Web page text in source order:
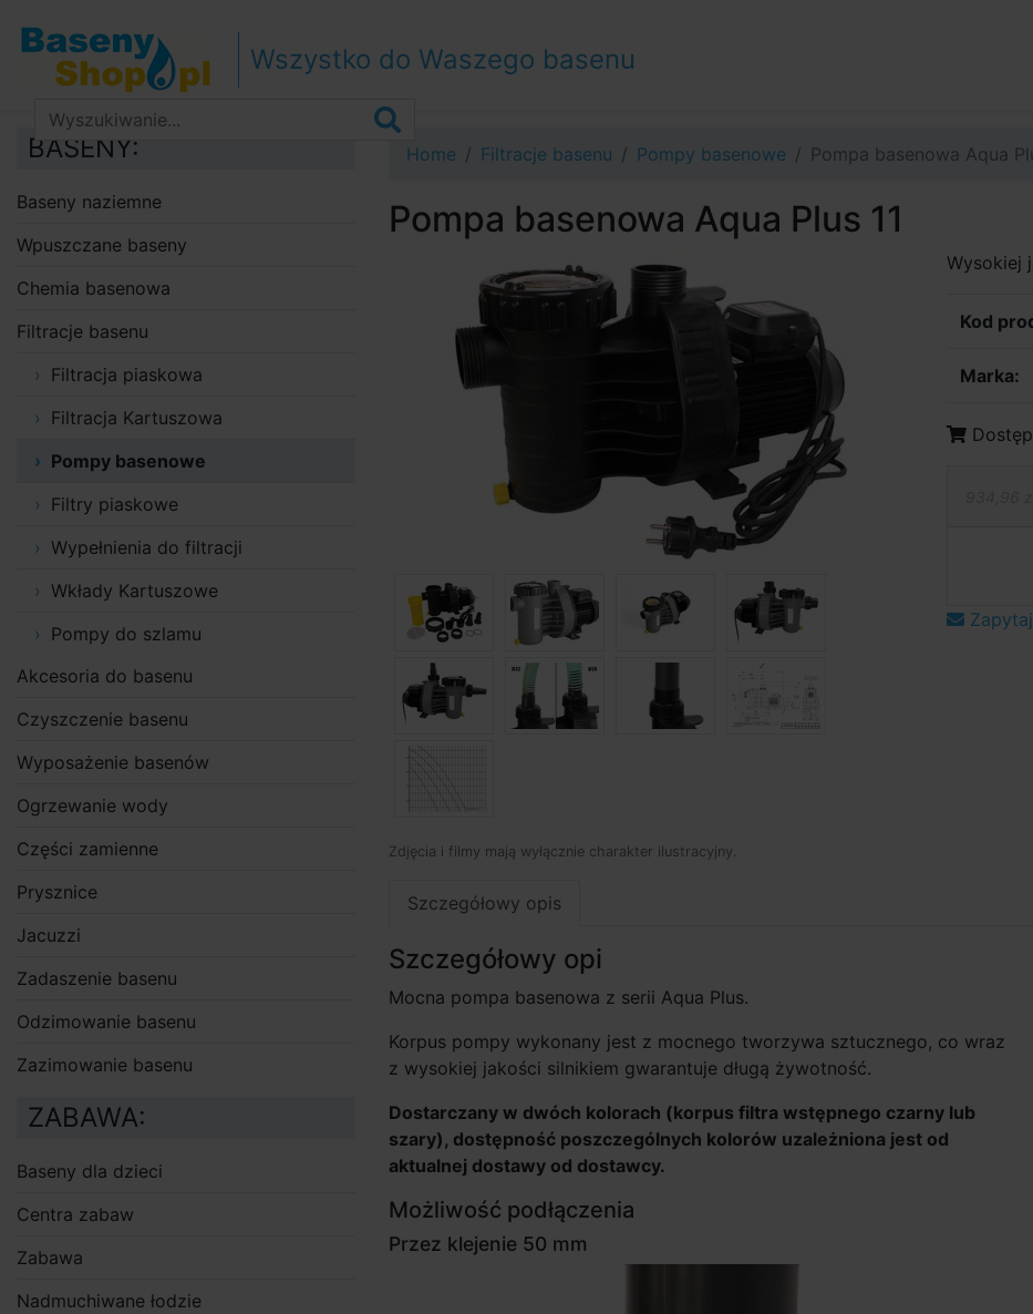
Przejdź do treści
Przejdź do paska bocznegoWszystko do Waszego basenu
Home Filtracje basenu Pompy basenowe Pompa basenowa Aqua
Pompa basenowa Aqua Plus 11
Zdjęcia i filmy mają wyłącznie charakter ilustracyjny.
Wysokiej
Kod
Marka:
Szczegółowy opis
Szczegółowy opi
Mocna pompa basenowa z serii Aqua Plus.
Korpus pompy wykonany jest z mocnego tworzywa sztucznego, co wraz
z wysokiej jakości silnikiem gwarantuje długą żywotność.
Dostarczany w dwóch kolorach (korpus filtra wstępnego czarny lub
szary), dostępność poszczególnych kolorów uzależniona jest od
aktualnej dostawy od dostawcy.
Możliwość podłączenia
Przez klejenie 50 mm
BASENY:
Baseny naziemne
Wpuszczane baseny
Chemia basenowa
Filtracje basenu
Filtracja piaskowa
Filtracja Kartuszowa
Pompy basenowe
Filtry piaskowe
Wypełnienia do filtracji
Wkłady Kartuszowe
Pompy do szlamu
Akcesoria do basenu
Czyszczenie basenu
Wyposażenie basenów
Ogrzewanie wody
Części zamienne
Prysznice
Jacuzzi
Zadaszenie basenu
Odzimowanie basenu
Zazimowanie basenu
ZABAWA:
Baseny dla dzieci
Centra zabaw
Zabawa
Nadmuchiwane łodzie